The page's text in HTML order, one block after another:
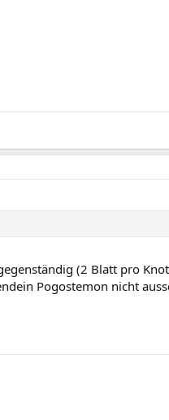
(2 Blatt pro
Pogostemon nicht